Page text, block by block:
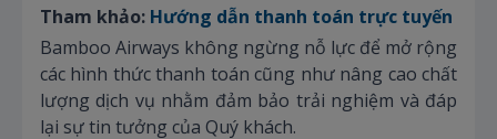
Tham khảo: Hướng dẫn thanh toán trực tuyến
Bamboo Airways không ngừng nỗ lực để mở rộng
các hình thức thanh toán cũng như nâng cao chất
lượng dịch vụ nhằm đảm bảo trải nghiệm và đáp
lại sự tin tưởng của Quý khách.